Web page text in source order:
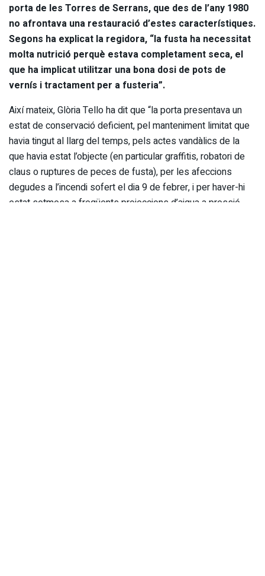
porta de les Torres de Serrans, que des de l’any 1980
no afrontava una restauració d’estes característiques.
Segons ha explicat la regidora, “la fusta ha necessitat
molta nutrició perquè estava completament seca, el
que ha implicat utilitzar una bona dosi de pots de
vernís i tractament per a fusteria”.
Així mateix, Glòria Tello ha dit que “la porta presentava un
estat de conservació deficient, pel manteniment limitat que
havia tingut al llarg del temps, pels actes vandàlics de la
que havia estat l’objecte (en particular graffitis, robatori de
claus o ruptures de peces de fusta), per les afeccions
degudes a l’incendi sofert el dia 9 de febrer, i per haver-hi
estat sotmesa a freqüents projeccions d’aigua a pressió